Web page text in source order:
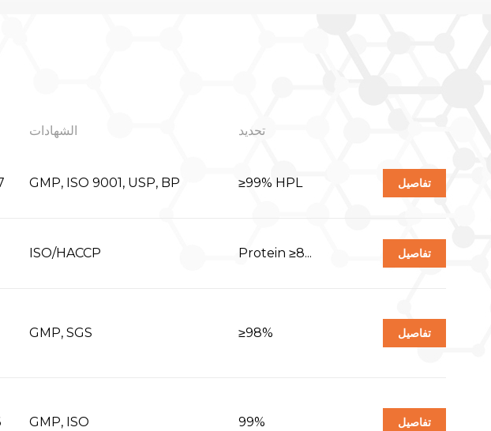
الشهادات تحديد
GMP, ISO 9001, USP, BP ≥99% HPL تفاصيل
ISO/HACCP Protein ≥8... تفاصيل
GMP, SGS ≥98% تفاصيل
GMP, ISO 99% تفاصيل